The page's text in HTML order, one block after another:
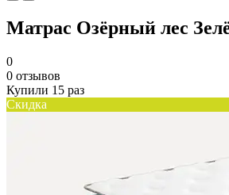
Матрас Озёрный лес
0
0 отзывов
Купили 15 раз
Скидка